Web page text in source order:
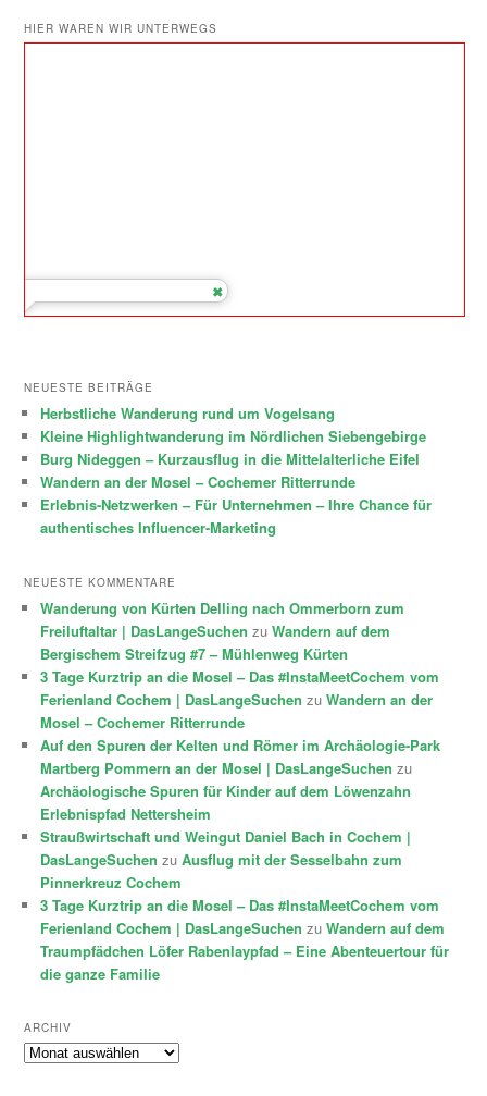
HIER WAREN WIR UNTERWEGS
NEUESTE BEITRÄGE
Herbstliche Wanderung rund um Vogelsang
Kleine Highlightwanderung im Nördlichen Siebengebirge
Burg Nideggen – Kurzausflug in die Mittelalterliche Eifel
Wandern an der Mosel – Cochemer Ritterrunde
Erlebnis-Netzwerken – Für Unternehmen – Ihre Chance für
authentisches Influencer-Marketing
NEUESTE KOMMENTARE
Wanderung von Kürten Delling nach Ommerborn zum
Freiluftaltar | DasLangeSuchen zuWandern auf dem
Bergischem Streifzug #7 – Mühlenweg Kürten
3 Tage Kurztrip an die Mosel – Das #InstaMeetCochem vom
Ferienland Cochem | DasLangeSuchen zuWandern an der
Mosel – Cochemer Ritterrunde
Auf den Spuren der Kelten und Römer im Archäologie-Park
Martberg Pommern an der Mosel | DasLangeSuchen zu
Archäologische Spuren für Kinder auf dem Löwenzahn
Erlebnispfad Nettersheim
Straußwirtschaft und Weingut Daniel Bach in Cochem |
DasLangeSuchen zuAusflug mit der Sesselbahn zum
Pinnerkreuz Cochem
3 Tage Kurztrip an die Mosel – Das #InstaMeetCochem vom
Ferienland Cochem | DasLangeSuchen zuWandern auf dem
Traumpfädchen Löfer Rabenlaypfad – Eine Abenteuertour für
die ganze Familie
ARCHIV
Archiv